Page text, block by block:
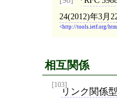
24(2012)年3月
http://tools.ietf.org/
相互関係
[103]
リンク関係型